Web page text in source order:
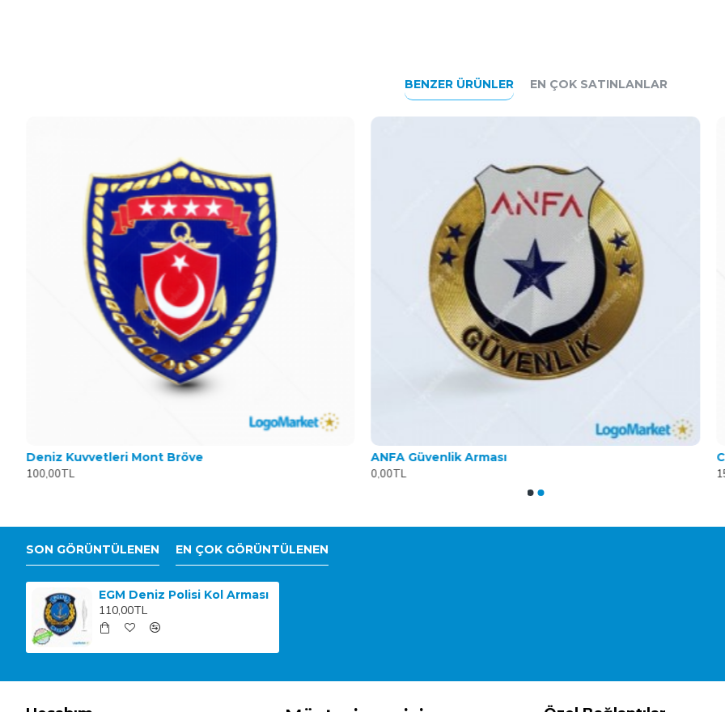
BENZER ÜRÜNLER EN ÇOK SATINLANLAR
Deniz Kuvvetleri Mont Bröve
100,00TL
ANFA Güvenlik Arması
0,00TL
SON GÖRÜNTÜLENEN EN ÇOK GÖRÜNTÜLENEN
EGM Deniz Polisi Kol Arması
110,00TL